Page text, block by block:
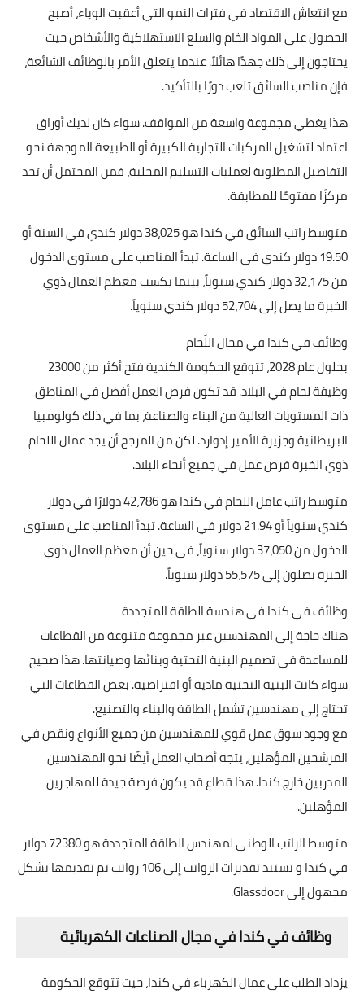
مع انتعاش الاقتصاد في فترات النمو التي أعقبت الوباء، أصبح
الحصول على المواد الخام والسلع الاستهلاكية والأشخاص حيث
يحتاجون إلى ذلك جهدًا هائلاً. عندما يتعلق الأمر بالوظائف الشائعة،
فإن مناصب السائق تلعب دورًا بالتأكيد.
هذا يغطي مجموعة واسعة من المواقف. سواء كان لديك أوراق
اعتماد لتشغيل المركبات التجارية الكبيرة أو الطبيعة الموجهة نحو
التفاصيل المطلوبة لعمليات التسليم المحلية، فمن المحتمل أن تجد
مركزًا مفتوحًا للمطابقة.
متوسط راتب السائق في كندا هو 38،025 دولار كندي في السنة أو
19.50 دولار كندي في الساعة. تبدأ المناصب على مستوى الدخول
من 32،175 دولار كندي سنوياً، بينما يكسب معظم العمال ذوي
الخبرة ما يصل إلى 52،704 دولار كندي سنوياً.
وظائف في كندا في مجال اللّحام
بحلول عام 2028، تتوقع الحكومة الكندية فتح أكثر من 23000
وظيفة لحام في البلاد. قد تكون فرص العمل أفضل في المناطق
ذات المستويات العالية من البناء والصناعة، بما في ذلك كولومبيا
البريطانية وجزيرة الأمير إدوارد. لكن من المرجح أن يجد عمال اللحام
ذوي الخبرة فرص عمل في جميع أنحاء البلاد.
متوسط راتب عامل اللحام في كندا هو 42،786 دولارًا في دولار
كندي سنوياً أو 21.94 دولار في الساعة. تبدأ المناصب على مستوى
الدخول من 37،050 دولار سنوياً، في حين أن معظم العمال ذوي
الخبرة يصلون إلى 55،575 دولار سنوياً.
وظائف في كندا في هندسة الطاقة المتجددة
هناك حاجة إلى المهندسين عبر مجموعة متنوعة من القطاعات
للمساعدة في تصميم البنية التحتية وبنائها وصيانتها. هذا صحيح
سواء كانت البنية التحتية مادية أو افتراضية. بعض القطاعات التي
تحتاج إلى مهندسين تشمل الطاقة والبناء والتصنيع.
مع وجود سوق عمل قوي للمهندسين من جميع الأنواع ونقص في
المرشحين المؤهلين، يتجه أصحاب العمل أيضًا نحو المهندسين
المدربين خارج كندا. هذا قطاع قد يكون فرصة جيدة للمهاجرين
المؤهلين.
متوسط ​​الراتب الوطني لمهندس الطاقة المتجددة هو 72380 دولار
في كندا و تستند تقديرات الرواتب إلى 106 رواتب تم تقديمها بشكل
مجهول إلى Glassdoor.
وظائف في كندا في مجال الصناعات الكهربائية
يزداد الطلب على عمال الكهرباء في كندا، حيث تتوقع الحكومة